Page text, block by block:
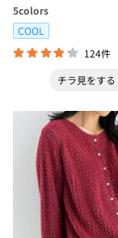
5colors
COOL
124件
チラ見をする